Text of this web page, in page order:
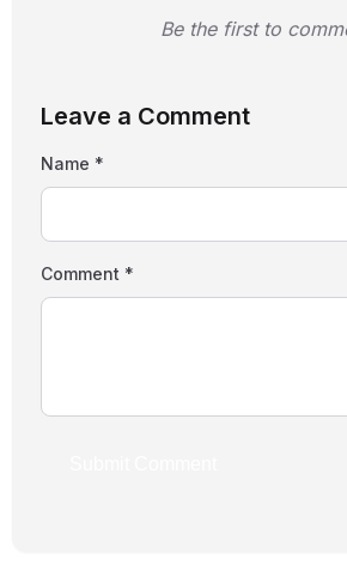
Be the first to
Leave a Comment
Name *
Comment *